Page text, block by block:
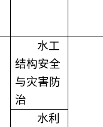
水工
结构安全
与灾害防
治
水利